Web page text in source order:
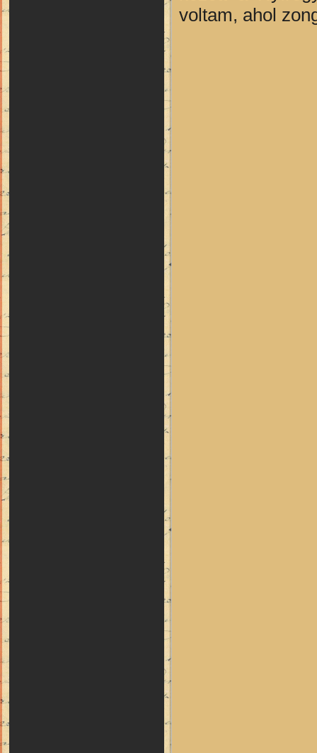
voltam, ahol